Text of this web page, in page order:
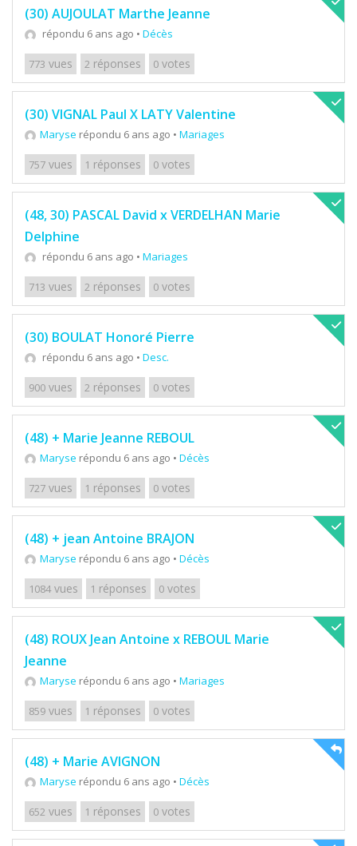
(30) AUJOULAT Marthe Jeanne
répondu 6 ans ago • Décès
773 vues 2 réponses 0 votes
(30) VIGNAL Paul X LATY Valentine
Maryse répondu 6 ans ago • Mariages
757 vues 1 réponses 0 votes
(48, 30) PASCAL David x VERDELHAN Marie
Delphine
répondu 6 ans ago • Mariages
713 vues 2 réponses 0 votes
(30) BOULAT Honoré Pierre
répondu 6 ans ago • Desc.
900 vues 2 réponses 0 votes
(48) + Marie Jeanne REBOUL
Maryse répondu 6 ans ago • Décès
727 vues 1 réponses 0 votes
(48) + jean Antoine BRAJON
Maryse répondu 6 ans ago • Décès
1084 vues 1 réponses 0 votes
(48) ROUX Jean Antoine x REBOUL Marie
Jeanne
Maryse répondu 6 ans ago • Mariages
859 vues 1 réponses 0 votes
(48) + Marie AVIGNON
Maryse répondu 6 ans ago • Décès
652 vues 1 réponses 0 votes